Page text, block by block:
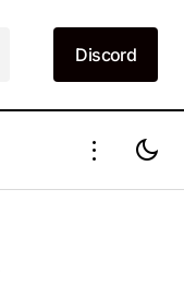
Discord
Discord